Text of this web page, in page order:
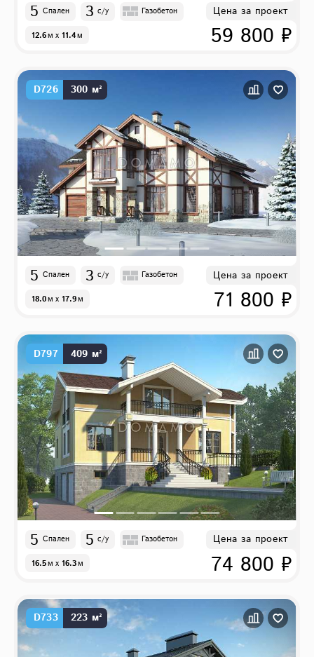
5 Спален 3 с/у Газобетон
12.6м x 11.4м
Цена за проект
59 800 ₽
D726 300 м²
5 Спален 3 с/у Газобетон
18.0м x 17.9м
Цена за проект
71 800 ₽
D797 409 м²
5 Спален 5 с/у Газобетон
16.5м x 16.3м
Цена за проект
74 800 ₽
D733 223 м²